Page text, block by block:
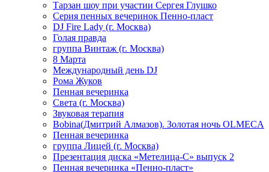
Тарзан шоу при участии Сергея Глушко
Серия пенных вечеринок Пенно-пласт
DJ Fire Lady (г. Москва)
Голая правда
группа Винтаж (г. Москва)
8 Марта
Международный день DJ
Рома Жуков
Пенная вечеринка
Света (г. Москва)
Звуковая терапия
Bobina(Дмитрий Алмазов). Золотая ночь OLMECA
Пенная вечеринка
группа Лицей (г. Москва)
Презентация диска «Метелица-С» выпуск 2
Пенная вечеринка «Пенно-пласт»